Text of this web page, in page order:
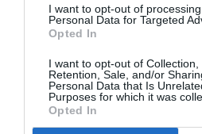
I want to opt-out of
Personal Data for Targeted
Opted In
I want to opt-out of Collection,
Retention, Sale, and/or
Personal Data that Is
Purposes for which it was
Opted In
crize politice care impune
cetățenilor din statele
egal în ceea ce privește
autorităților diplomatice și